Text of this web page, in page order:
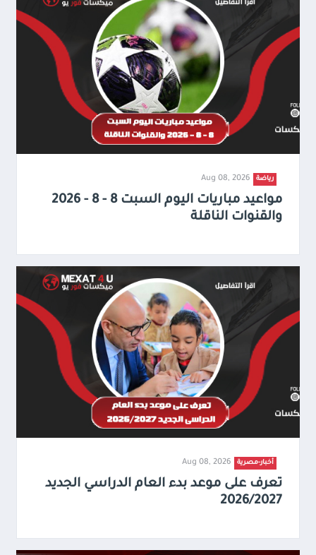
رياضة Aug 08, 2026
مواعيد مباريات اليوم السبت 8 - 8 - 2026
والقنوات الناقلة
أخبار-مصرية Aug 08, 2026
تعرف على موعد بدء العام الدراسي الجديد
2026/2027